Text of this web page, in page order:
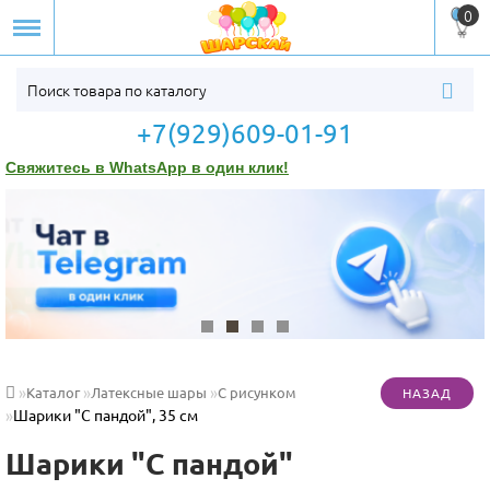
0
+7(929)609-01-91
Свяжитесь в WhatsApp в один клик!
Каталог Латексные шары С рисунком
Шарики "С пандой", 35 см
Шарики "С пандой"